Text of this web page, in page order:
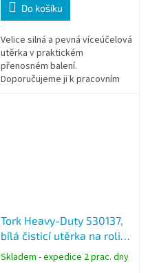
Do košíku
Velice silná a pevná víceúčelová
utěrka v praktickém
přenosném balení.
Doporučujeme ji k pracovním
Tork Heavy-Duty 530137,
bílá čisticí utěrka na roli 1
vrstvá 280 útržků , W1 W2
Skladem - expedice 2 prac. dny